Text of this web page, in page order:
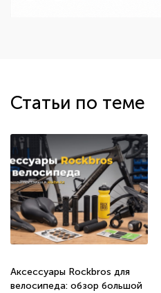
Статьи по теме
Аксессуары Rockbros для
велосипеда: обзор большой